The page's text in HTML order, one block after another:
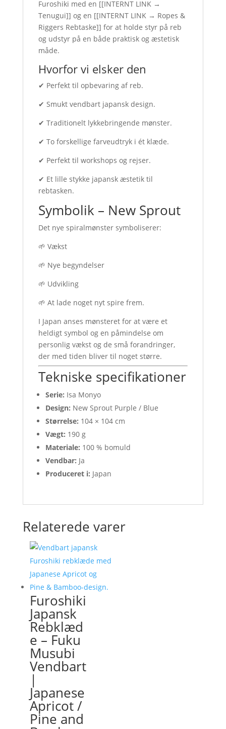
Furoshiki med en [[INTERNT LINK →
Tenugui]] og en [[INTERNT LINK → Ropes &
Riggers Rebtaske]] for at holde styr på reb
og udstyr på en både praktisk og æstetisk
måde.
Hvorfor vi elsker den
✔ Perfekt til opbevaring af reb.
✔ Smukt vendbart japansk design.
✔ Traditionelt lykkebringende mønster.
✔ To forskellige farveudtryk i ét klæde.
✔ Perfekt til workshops og rejser.
✔ Et lille stykke japansk æstetik til
rebtasken.
Symbolik – New Sprout
Det nye spiralmønster symboliserer:
🌱 Vækst
🌱 Nye begyndelser
🌱 Udvikling
🌱 At lade noget nyt spire frem.
I Japan anses mønsteret for at være et
heldigt symbol og en påmindelse om
personlig vækst og de små forandringer,
der med tiden bliver til noget større.
Tekniske specifikationer
Serie: Isa Monyo
Design: New Sprout Purple / Blue
Størrelse: 104 × 104 cm
Vægt: 190 g
Materiale: 100 % bomuld
Vendbar: Ja
Produceret i: Japan
Relaterede varer
Furoshiki
Japansk
Rebklæd
e – Fuku
Musubi
Vendbart
|
Japanese
Apricot /
Pine and